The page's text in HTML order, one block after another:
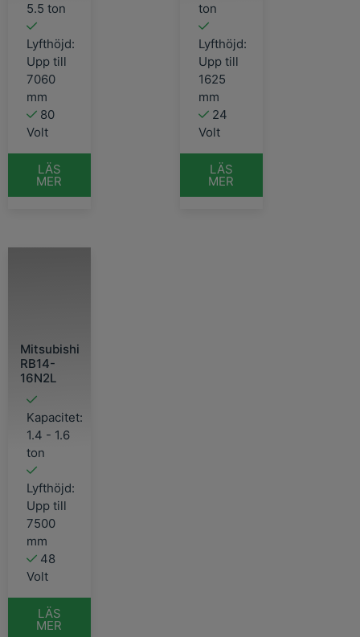
5.5 ton
Lyfthöjd:
Upp till
7060
mm
80
Volt
LÄS
MER
ton
Lyfthöjd:
Upp till
1625
mm
24
Volt
LÄS
MER
Mitsubishi
RB14-
16N2L
Kapacitet:
1.4 - 1.6
ton
Lyfthöjd:
Upp till
7500
mm
48
Volt
LÄS
MER